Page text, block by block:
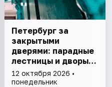
Петербург за
закрытыми
дверями: парадные
лестницы и дворы-
колодцы
12 октября 2026 •
понедельник